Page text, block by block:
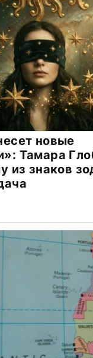
новые
Тамара
из знаков